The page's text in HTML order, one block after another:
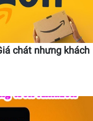
chát nhưng khách